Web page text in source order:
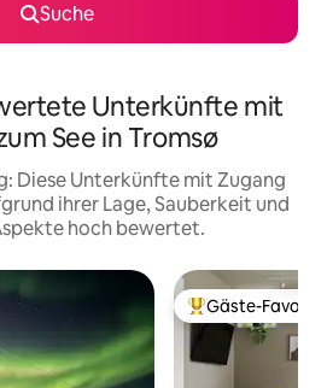
Suche
Unterkünfte mit
See in Tromsø
Diese Unterkünfte mit Zugang
ihrer Lage, Sauberkeit und
hoch bewertet.
Beliebter Gäste-
Gäste-Favorit